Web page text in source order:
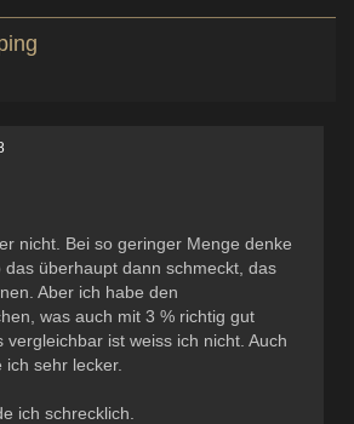
nicht. Bei so geringer Menge denke
das überhaupt dann schmeckt, das
Aber ich habe den
was auch mit 3 % richtig gut
vergleichbar ist weiss ich nicht. Auch
sehr lecker.
ich schrecklich.